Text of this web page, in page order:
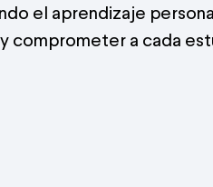
el aprendizaje
comprometer a cada